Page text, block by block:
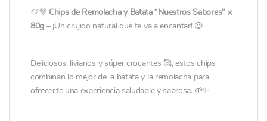
🥔💜 Chips de Remolacha y Batata “Nuestros Sabores” x
80g – ¡Un crujido natural que te va a encantar! 😍
Deliciosos, livianos y súper crocantes 🥰, estos chips
combinan lo mejor de la batata y la remolacha para
ofrecerte una experiencia saludable y sabrosa. 🌱✨